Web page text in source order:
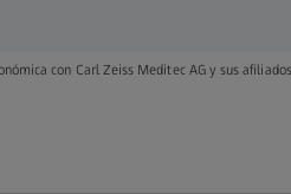
con Carl Zeiss Meditec AG y sus